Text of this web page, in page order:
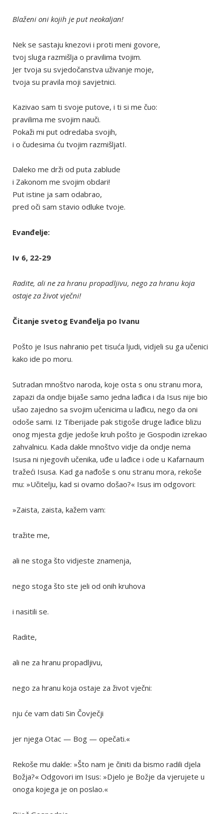
Blaženi oni kojih je put neokaljan!
Nek se sastaju knezovi i proti meni govore,
tvoj sluga razmišlja o pravilima tvojim.
Jer tvoja su svjedočanstva uživanje moje,
tvoja su pravila moji savjetnici.
Kazivao sam ti svoje putove, i ti si me čuo:
pravilima me svojim nauči.
Pokaži mi put odredaba svojih,
i o čudesima ću tvojim razmišljatI.
Daleko me drži od puta zablude
i Zakonom me svojim obdari!
Put istine ja sam odabrao,
pred oči sam stavio odluke tvoje.
Evanđelje:
Iv 6, 22-29
Radite, ali ne za hranu propadljivu, nego za hranu koja
ostaje za život vječni!
Čitanje svetog Evanđelja po Ivanu
Pošto je Isus nahranio pet tisuća ljudi, vidjeli su ga učenici
kako ide po moru.
Sutradan mnoštvo naroda, koje osta s onu stranu mora,
zapazi da ondje bijaše samo jedna lađica i da Isus nije bio
ušao zajedno sa svojim učenicima u lađicu, nego da oni
odoše sami. Iz Tiberijade pak stigoše druge lađice blizu
onog mjesta gdje jedoše kruh pošto je Gospodin izrekao
zahvalnicu. Kada dakle mnoštvo vidje da ondje nema
Isusa ni njegovih učenika, uđe u lađice i ode u Kafarnaum
tražeći Isusa. Kad ga nađoše s onu stranu mora, rekoše
mu: »Učitelju, kad si ovamo došao?« Isus im odgovori:
»Zaista, zaista, kažem vam:
tražite me,
ali ne stoga što vidjeste znamenja,
nego stoga što ste jeli od onih kruhova
i nasitili se.
Radite,
ali ne za hranu propadljivu,
nego za hranu koja ostaje za život vječni:
nju će vam dati Sin Čovječji
jer njega Otac — Bog — opečati.«
Rekoše mu dakle: »Što nam je činiti da bismo radili djela
Božja?« Odgovori im Isus: »Djelo je Božje da vjerujete u
onoga kojega je on poslao.«